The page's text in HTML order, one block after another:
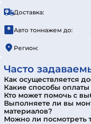
Доставка:
Авто тоннажем до:
Регион:
Часто
Как осуществляется
Какие способы
Кто может помочь с
Выполняете ли вы
материалов?
Можно ли посмотреть